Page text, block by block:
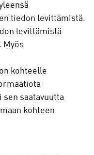
tiedon levittämistä.
levittämistä
Myös
kohteelle
saatavuutta
kohteen